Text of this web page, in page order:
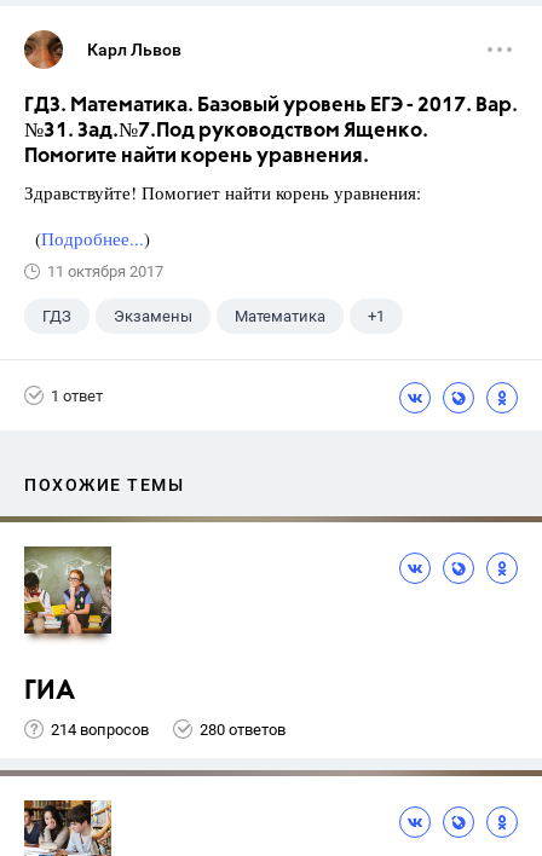
Карл Львов
ГДЗ. Математика. Базовый уровень ЕГЭ - 2017. Вар.
№31. Зад.№7.Под руководством Ященко.
Помогите найти корень уравнения.
Здравствуйте! Помогиет найти корень уравнения:
(Подробнее...)
11 октября 2017
ГДЗ Экзамены Математика +1
1 ответ
ПОХОЖИЕ ТЕМЫ
ГИА
214 вопросов 280 ответов